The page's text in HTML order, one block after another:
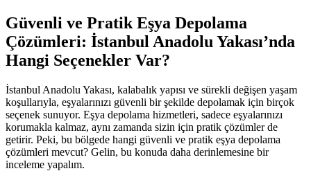
Güvenli ve Pratik Eşya Depolama
Çözümleri: İstanbul Anadolu Yakası’nda
Hangi Seçenekler Var?
İstanbul Anadolu Yakası, kalabalık yapısı ve sürekli değişen yaşam
koşullarıyla, eşyalarınızı güvenli bir şekilde depolamak için birçok
seçenek sunuyor. Eşya depolama hizmetleri, sadece eşyalarınızı
korumakla kalmaz, aynı zamanda sizin için pratik çözümler de
getirir. Peki, bu bölgede hangi güvenli ve pratik eşya depolama
çözümleri mevcut? Gelin, bu konuda daha derinlemesine bir
inceleme yapalım.